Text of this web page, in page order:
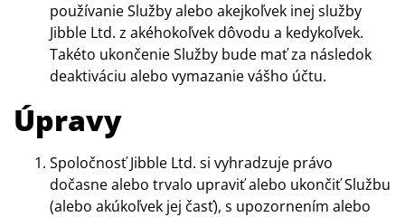
používanie Služby alebo akejkoľvek inej služby
Jibble Ltd. z akéhokoľvek dôvodu a kedykoľvek.
Takéto ukončenie Služby bude mať za následok
deaktiváciu alebo vymazanie vášho účtu.
Úpravy
Spoločnosť Jibble Ltd. si vyhradzuje právo
dočasne alebo trvalo upraviť alebo ukončiť Službu
(alebo akúkoľvek jej časť), s upozornením alebo